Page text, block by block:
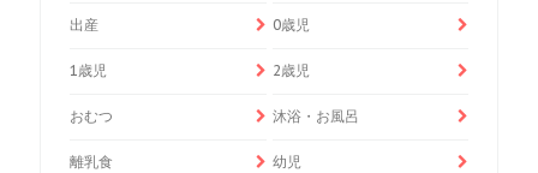
出産 0歳児
1歳児 2歳児
おむつ 沐浴・お風呂
離乳食 幼児